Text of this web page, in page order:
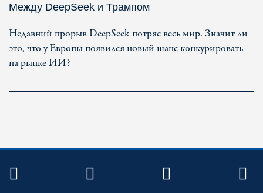
Между DeepSeek и Трампом
Недавний прорыв DeepSeek потряс весь мир. Значит ли
это, что у Европы появился новый шанс конкурировать
на рынке ИИ?
TWITTER FACEBOOKYOUTUBE